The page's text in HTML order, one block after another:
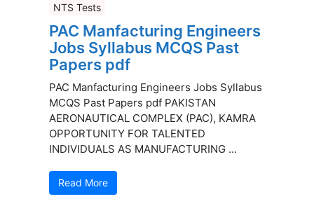
NTS Tests
PAC Manfacturing Engineers
Jobs Syllabus MCQS Past
Papers pdf
PAC Manfacturing Engineers Jobs Syllabus
MCQS Past Papers pdf PAKISTAN
AERONAUTICAL COMPLEX (PAC), KAMRA
OPPORTUNITY FOR TALENTED
INDIVIDUALS AS MANUFACTURING ...
Read More